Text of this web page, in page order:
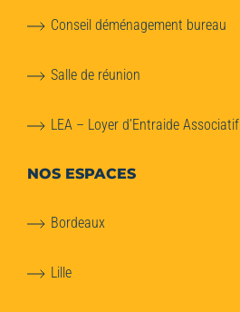
Conseil déménagement bureau
Salle de réunion
LEA – Loyer d’Entraide Associatif
NOS ESPACES
Bordeaux
Lille